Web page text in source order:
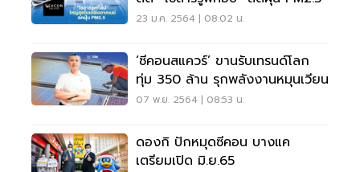
23 ม.ค. 2564 | 08:02 น.
‘ซีคอนสแควร์’ ขานรับเทรนด์โลก
ทุ่ม 350 ล้าน รุกพลังงานหมุนเวียน
07 พ.ย. 2564 | 08:53 น.
ดองกิ ปักหมุดซีคอน บางแค
เตรียมเปิด มิ.ย.65